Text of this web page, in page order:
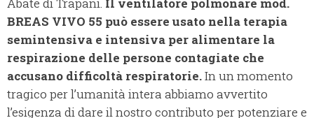
BREAS VIVO 55 può essere usato nella terapia
semintensiva e intensiva per alimentare la
respirazione delle persone contagiate che
accusano difficoltà respiratorie.In un momento
tragico per l’umanità intera abbiamo avvertito
l’esigenza di dare il nostro contributo per potenziare e